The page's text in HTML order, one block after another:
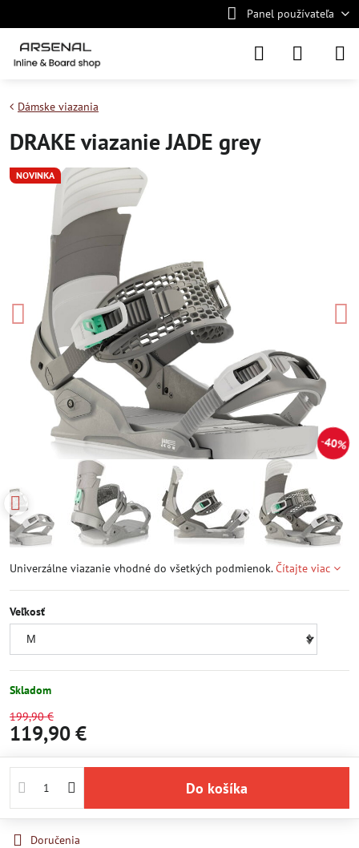
Panel používateľa
NOVINKA
40%
Dámske viazania
DRAKE viazanie JADE grey
Univerzálne viazanie vhodné do všetkých podmienok.Čítajte viac
Veľkosť
Skladom
199,90 €
119,90 €
Do košíka
Doručenia